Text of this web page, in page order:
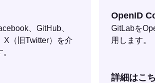
、GitHub、
X（旧Twitter）を介
OpenID
GitLabを
用します。
詳細はこ